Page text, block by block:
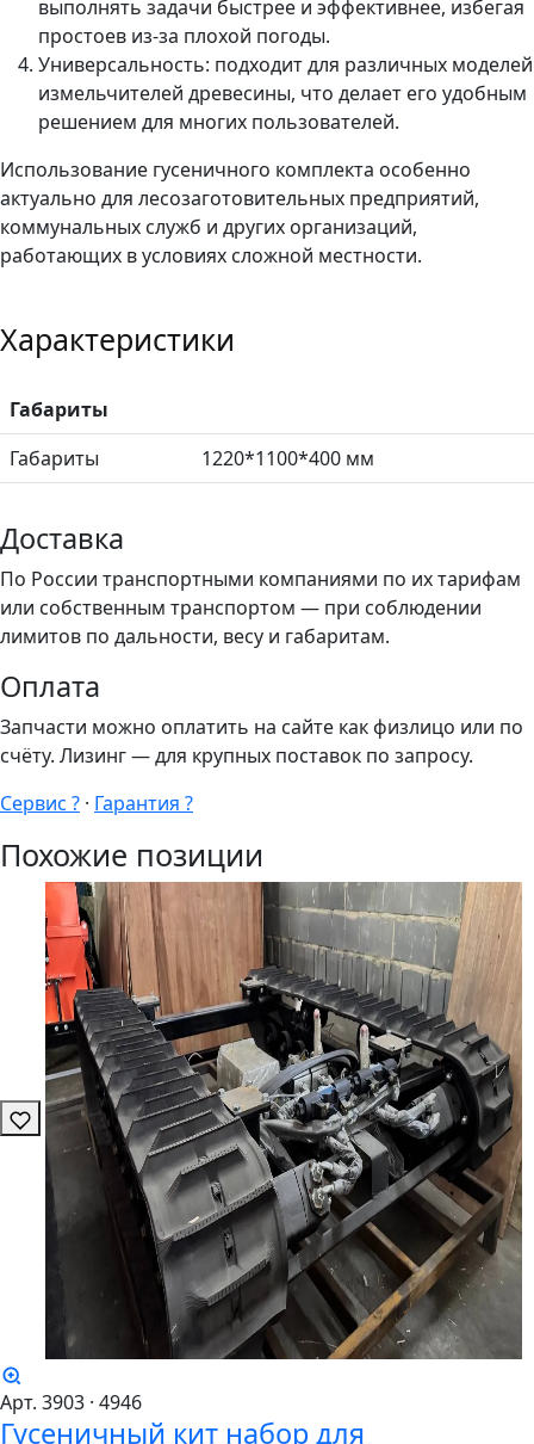
выполнять задачи быстрее и эффективнее, избегая
простоев из-за плохой погоды.
Универсальность: подходит для различных моделей
измельчителей древесины, что делает его удобным
решением для многих пользователей.
Использование гусеничного комплекта особенно
актуально для лесозаготовительных предприятий,
коммунальных служб и других организаций,
работающих в условиях сложной местности.
Характеристики
Габариты
Габариты
1220*1100*400 мм
Доставка
По России транспортными компаниями по их тарифам
или собственным транспортом — при соблюдении
лимитов по дальности, весу и габаритам.
Оплата
Запчасти можно оплатить на сайте как физлицо или по
счёту. Лизинг — для крупных поставок по запросу.
Сервис ? · Гарантия ?
Похожие позиции
Арт. 3903 · 4946
Гусеничный кит набор для